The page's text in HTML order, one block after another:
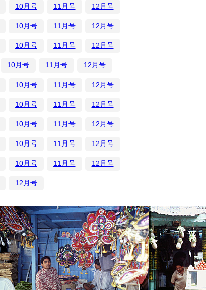
10月号 11月号 12月号
10月号 11月号 12月号
10月号 11月号 12月号
10月号 11月号 12月号
10月号 11月号 12月号
10月号 11月号 12月号
10月号 11月号 12月号
10月号 11月号 12月号
10月号 11月号 12月号
12月号